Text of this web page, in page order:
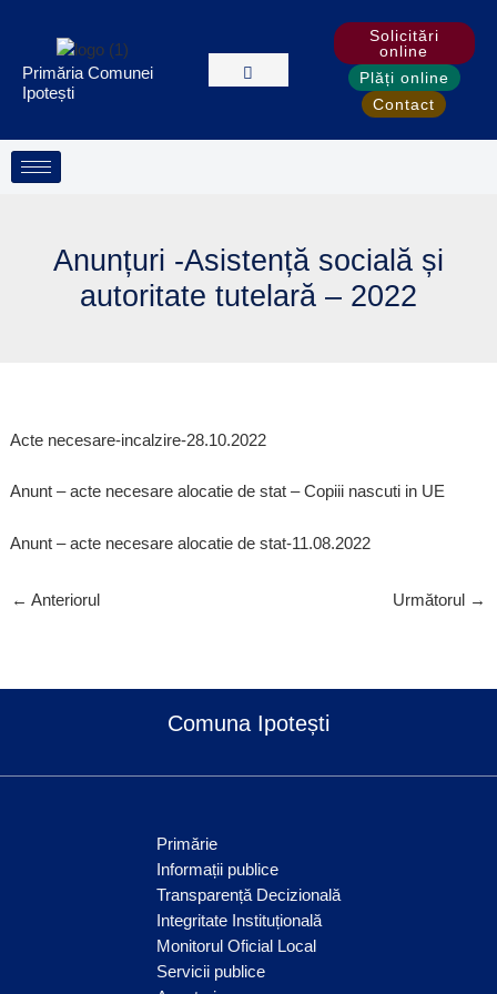
Primăria Comunei
Ipotești
Solicitări
online
Plăți online
Contact
Anunțuri -Asistență socială și
autoritate tutelară – 2022
Acte necesare-incalzire-28.10.2022
Anunt – acte necesare alocatie de stat – Copiii nascuti in UE
Anunt – acte necesare alocatie de stat-11.08.2022
← Anteriorul Următorul →
Comuna Ipotești
Primărie
Informații publice
Transparență Decizională
Integritate Instituțională
Monitorul Oficial Local
Servicii publice